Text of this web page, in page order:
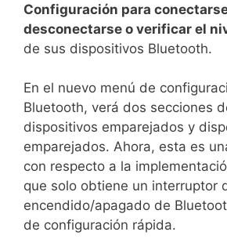
Configuración para
desconectarse o verificar el
de sus dispositivos Bluetooth.
En el nuevo menú de
Bluetooth, verá dos secciones
dispositivos emparejados y
emparejados. Ahora, esta es
con respecto a la
que solo obtiene un interruptor
encendido/apagado de
de configuración rápida.